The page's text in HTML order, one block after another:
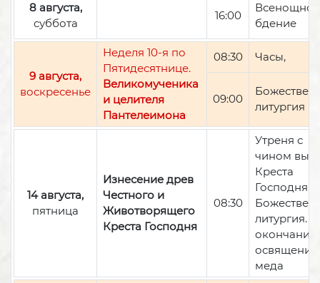
8 августа,
суббота
16:00
Всенощное
бдение
9 августа,
воскресенье
Неделя 10-я по
Пятидесятнице.
Великомученика
и целителя
Пантелеимона
08:30 Часы,
09:00
литургия
14 августа,
пятница
Изнесение древ
Честного и
Животворящего
Креста Господня
08:30
Утреня с
чином
Креста
Господня,
литургия.
окончании
освящение
меда